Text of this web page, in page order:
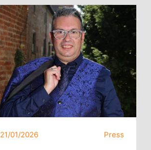
21/01/2026 Press